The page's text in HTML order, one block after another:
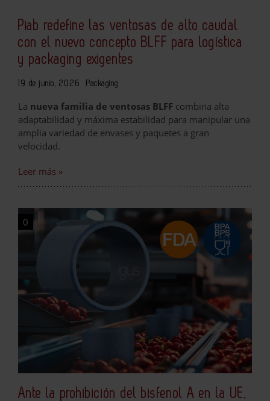
Piab redefine las ventosas de alto caudal
con el nuevo concepto BLFF para logística
y packaging exigentes
19 de junio, 2026 Packaging
La nueva familia de ventosas BLFF combina alta
adaptabilidad y máxima estabilidad para manipular una
amplia variedad de envases y paquetes a gran
velocidad.
Leer más »
0
Ante la prohibición del bisfenol A en la UE,